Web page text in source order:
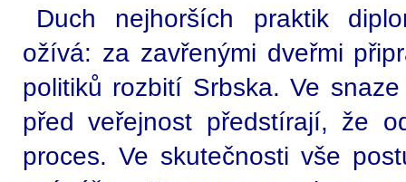
Duch nejhorších praktik
ožívá: za zavřenými dveřmi
politiků rozbití Srbska. Ve
před veřejnost předstírají, že
proces. Ve skutečnosti vše